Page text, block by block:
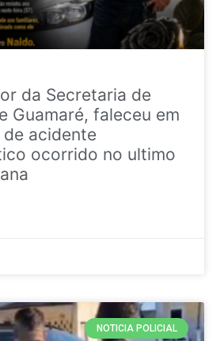
da Secretaria de
Guamaré, faleceu em
acidente
ocorrido no ultimo
NOTICIA POLICIAL